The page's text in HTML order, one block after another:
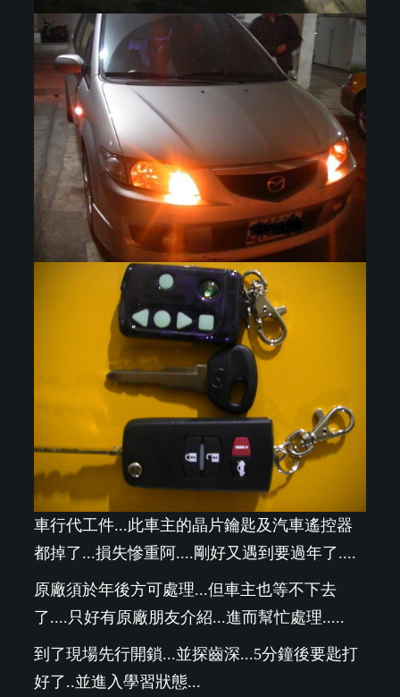
車行代工件...此車主的晶片鑰匙及汽車遙控器
都掉了...損失慘重阿....剛好又遇到要過年了....
原廠須於年後方可處理...但車主也等不下去
了....只好有原廠朋友介紹...進而幫忙處理.....
到了現場先行開鎖...並探齒深...5分鐘後要匙打
好了..並進入學習狀態...